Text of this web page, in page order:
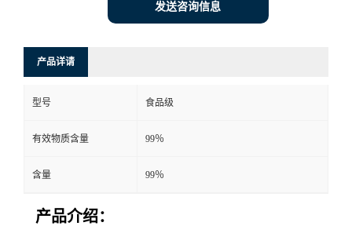
发送咨询信息
产品详请
型号 食品级
有效物质含量 99％
含量 99％
产品介绍：